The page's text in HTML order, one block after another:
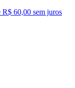
R$ 60,00 sem juros